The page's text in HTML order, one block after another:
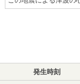
発生時刻